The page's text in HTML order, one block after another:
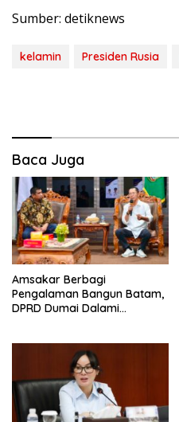
Sumber: detiknews
kelamin Presiden Rusia
Baca Juga
Amsakar Berbagi
Pengalaman Bangun Batam,
DPRD Dumai Dalami